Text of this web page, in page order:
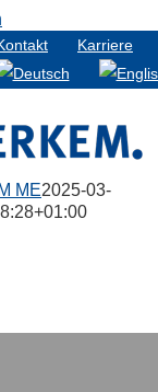
Karriere
ME2025-03-